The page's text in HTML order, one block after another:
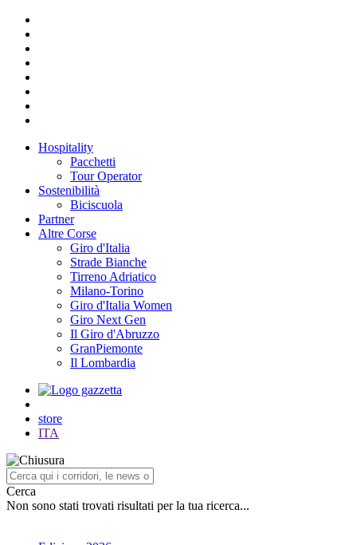
Hospitality
Pacchetti
Tour Operator
Sostenibilità
Biciscuola
Partner
Altre Corse
Giro d'Italia
Strade Bianche
Tirreno Adriatico
Milano-Torino
Giro d'Italia Women
Giro Next Gen
Il Giro d'Abruzzo
GranPiemonte
Il Lombardia
store
ITA
Cerca
Non sono stati trovati risultati per la tua ricerca...